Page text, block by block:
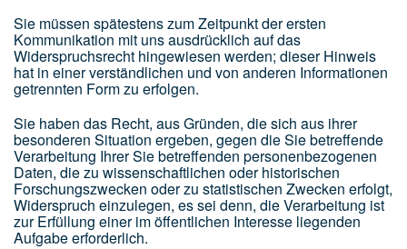
Sie müssen spätestens zum Zeitpunkt der ersten
Kommunikation mit uns ausdrücklich auf das
Widerspruchsrecht hingewiesen werden; dieser Hinweis
hat in einer verständlichen und von anderen Informationen
getrennten Form zu erfolgen.
Sie haben das Recht, aus Gründen, die sich aus ihrer
besonderen Situation ergeben, gegen die Sie betreffende
Verarbeitung Ihrer Sie betreffenden personenbezogenen
Daten, die zu wissenschaftlichen oder historischen
Forschungszwecken oder zu statistischen Zwecken erfolgt,
Widerspruch einzulegen, es sei denn, die Verarbeitung ist
zur Erfüllung einer im öffentlichen Interesse liegenden
Aufgabe erforderlich.